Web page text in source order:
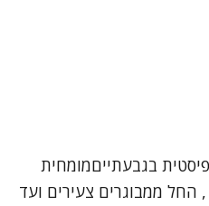
בגבעתייםמומחית
מגיל 18 ומעלה , החל ממבוגרים צעירים ועד